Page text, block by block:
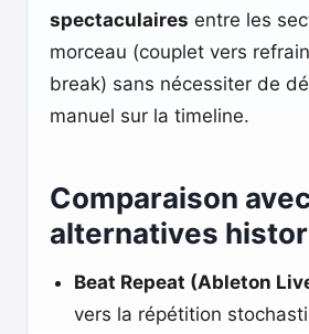
spectaculaires entre les
morceau (couplet vers
break) sans nécessiter de
manuel sur la timeline.
Comparaison
alternatives
Beat Repeat (Ableton
vers la répétition